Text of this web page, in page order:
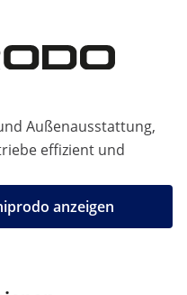
Außenausstattung,
effizient und
anzeigen